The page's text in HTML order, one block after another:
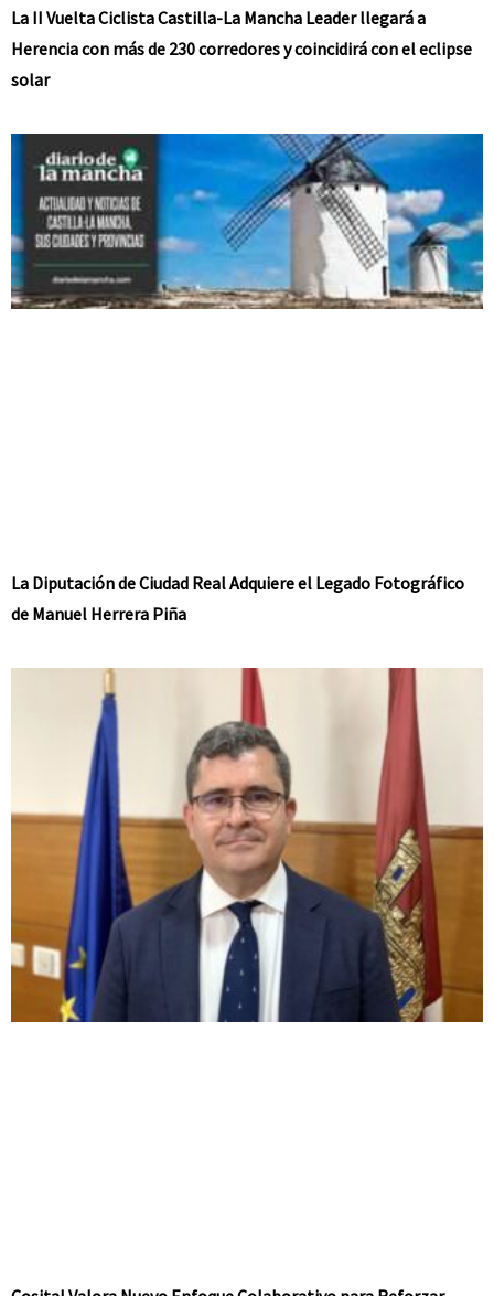
La II Vuelta Ciclista Castilla-La Mancha Leader llegará a
Herencia con más de 230 corredores y coincidirá con el eclipse
solar
La Diputación de Ciudad Real Adquiere el Legado Fotográfico
de Manuel Herrera Piña